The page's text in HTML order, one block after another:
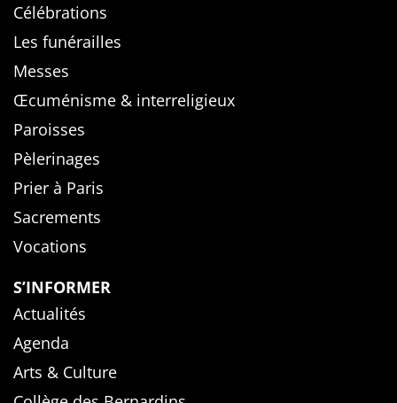
Célébrations
Les funérailles
Messes
Œcuménisme & interreligieux
Paroisses
Pèlerinages
Prier à Paris
Sacrements
Vocations
S’INFORMER
Actualités
Agenda
Arts & Culture